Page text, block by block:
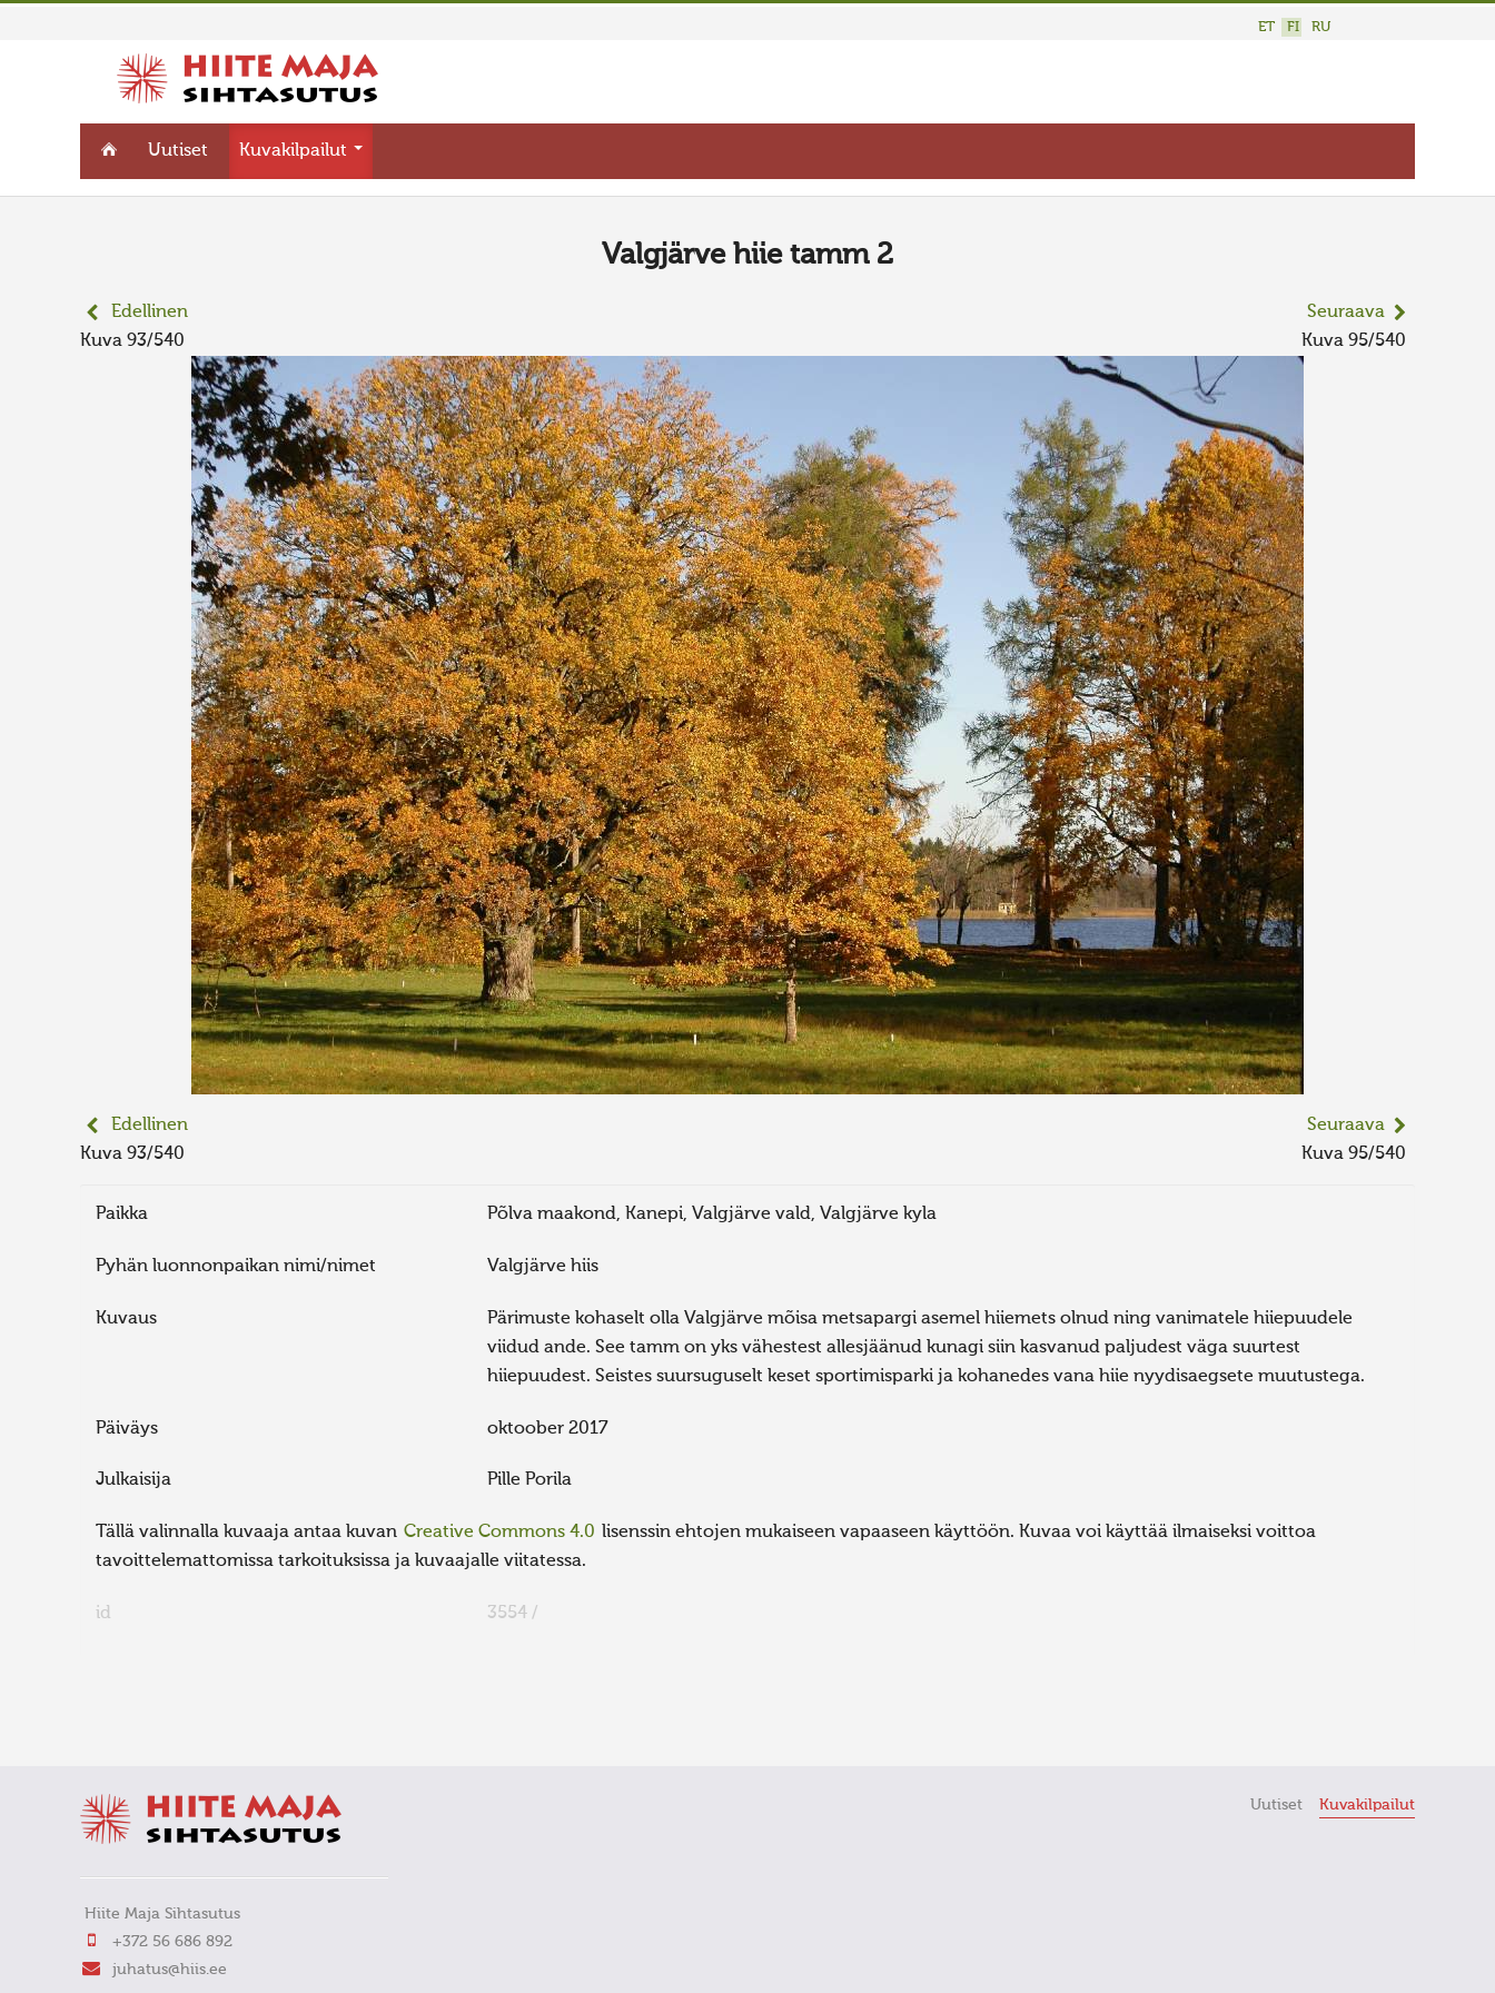
ET FI RU
Uutiset Kuvakilpailut
Valgjärve hiie tamm 2
Edellinen
Kuva 93/540
Seuraava
Kuva 95/540
Edellinen
Kuva 93/540
Seuraava
Kuva 95/540
Paikka Põlva maakond, Kanepi, Valgjärve vald, Valgjärve kyla
Pyhän luonnonpaikan nimi/nimet Valgjärve hiis
Kuvaus
Pärimuste kohaselt olla Valgjärve mõisa metsapargi asemel hiiemets olnud ning vanimatele hiiepuudele
viidud ande. See tamm on yks vähestest allesjäänud kunagi siin kasvanud paljudest väga suurtest
hiiepuudest. Seistes suursuguselt keset sportimisparki ja kohanedes vana hiie nyydisaegsete muutustega.
Päiväys oktoober 2017
Julkaisija Pille Porila
Tällä valinnalla kuvaaja antaa kuvan Creative Commons 4.0 lisenssin ehtojen mukaiseen vapaaseen käyttöön. Kuvaa voi käyttää ilmaiseksi voittoa
tavoittelemattomissa tarkoituksissa ja kuvaajalle viitatessa.
id 3554 /
Hiite Maja Sihtasutus
+372 56 686 892
juhatus@hiis.ee
Uutiset Kuvakilpailut